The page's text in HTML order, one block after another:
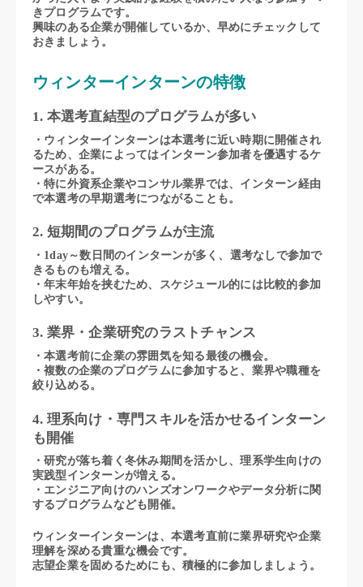
きプログラムです。
興味のある企業が開催しているか、早めにチェックして
おきましょう。
ウィンターインターンの特徴
1. 本選考直結型のプログラムが多い
・ウィンターインターンは本選考に近い時期に開催され
るため、企業によってはインターン参加者を優遇するケ
ースがある。
・特に外資系企業やコンサル業界では、インターン経由
で本選考の早期選考につながることも。
2. 短期間のプログラムが主流
・1day～数日間のインターンが多く、選考なしで参加で
きるものも増える。
・年末年始を挟むため、スケジュール的には比較的参加
しやすい。
3. 業界・企業研究のラストチャンス
・本選考前に企業の雰囲気を知る最後の機会。
・複数の企業のプログラムに参加すると、業界や職種を
絞り込める。
4. 理系向け・専門スキルを活かせるインターン
も開催
・研究が落ち着く冬休み期間を活かし、理系学生向けの
実践型インターンが増える。
・エンジニア向けのハンズオンワークやデータ分析に関
するプログラムなども開催。
ウィンターインターンは、本選考直前に業界研究や企業
理解を深める貴重な機会です。
志望企業を固めるためにも、積極的に参加しましょう。